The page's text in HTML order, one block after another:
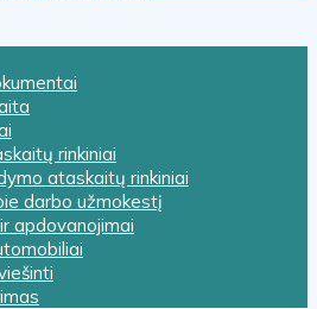
rinkiniai
ataskaitų rinkiniai
darbo užmokestį
apdovanojimai